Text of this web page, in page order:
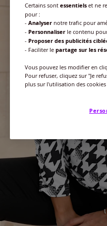
Certains sont essentiels et ne
pour :
- Analyser notre trafic pour
- Personnaliser le contenu
- Proposer des publicités
- Faciliter le partage sur les
Vous pouvez les modifier en
Pour refuser, cliquez sur "Je
plus sur l'utilisation des